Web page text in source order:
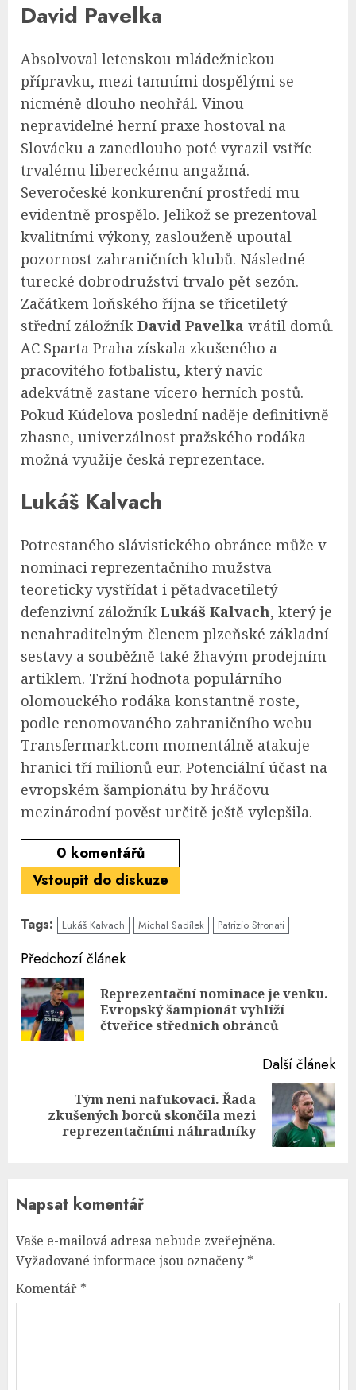
David Pavelka
Absolvoval letenskou mládežnickou
přípravku, mezi tamními dospělými se
nicméně dlouho neohřál. Vinou
nepravidelné herní praxe hostoval na
Slovácku a zanedlouho poté vyrazil vstříc
trvalému libereckému angažmá.
Severočeské konkurenční prostředí mu
evidentně prospělo. Jelikož se prezentoval
kvalitními výkony, zaslouženě upoutal
pozornost zahraničních klubů. Následné
turecké dobrodružství trvalo pět sezón.
Začátkem loňského října se třicetiletý
střední záložník David Pavelka vrátil domů.
AC Sparta Praha získala zkušeného a
pracovitého fotbalistu, který navíc
adekvátně zastane vícero herních postů.
Pokud Kúdelova poslední naděje definitivně
zhasne, univerzálnost pražského rodáka
možná využije česká reprezentace.
Lukáš Kalvach
Potrestaného slávistického obránce může v
nominaci reprezentačního mužstva
teoreticky vystřídat i pětadvacetiletý
defenzivní záložník Lukáš Kalvach, který je
nenahraditelným členem plzeňské základní
sestavy a souběžně také žhavým prodejním
artiklem. Tržní hodnota populárního
olomouckého rodáka konstantně roste,
podle renomovaného zahraničního webu
Transfermarkt.com momentálně atakuje
hranici tří milionů eur. Potenciální účast na
evropském šampionátu by hráčovu
mezinárodní pověst určitě ještě vylepšila.
0 komentářů
Vstoupit do diskuze
Tags: Lukáš Kalvach Michal Sadílek Patrizio Stronati
Continue
Reading
Předchozí článek
Reprezentační nominace je venku.
Evropský šampionát vyhlíží
čtveřice středních obránců
Další článek
Next
Tým není nafukovací. Řada
zkušených borců skončila mezi
reprezentačními náhradníky
Napsat komentář
Vaše e-mailová adresa nebude zveřejněna.
Vyžadované informace jsou označeny *
Komentář *